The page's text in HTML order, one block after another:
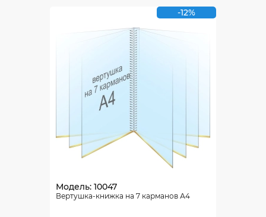
-12%
Модель: 10047
Вертушка-книжка на 7 карманов А4